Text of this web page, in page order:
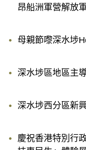
昂船洲軍營解放
母親節嚟深水埗
深水埗區地區主
深水埗西分區新
慶祝香港特別行